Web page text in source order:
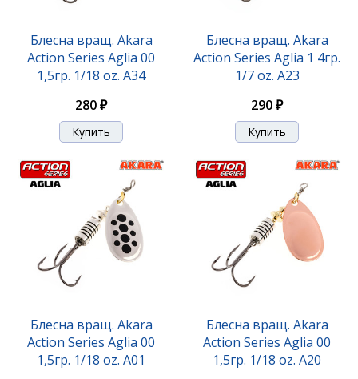
Блесна вращ. Akara
Action Series Aglia 00
1,5гр. 1/18 oz. A34
280 ₽
Блесна вращ. Akara
Action Series Aglia 1 4гр.
1/7 oz. A23
290 ₽
Блесна вращ. Akara
Action Series Aglia 00
1,5гр. 1/18 oz. A01
Блесна вращ. Akara
Action Series Aglia 00
1,5гр. 1/18 oz. A20